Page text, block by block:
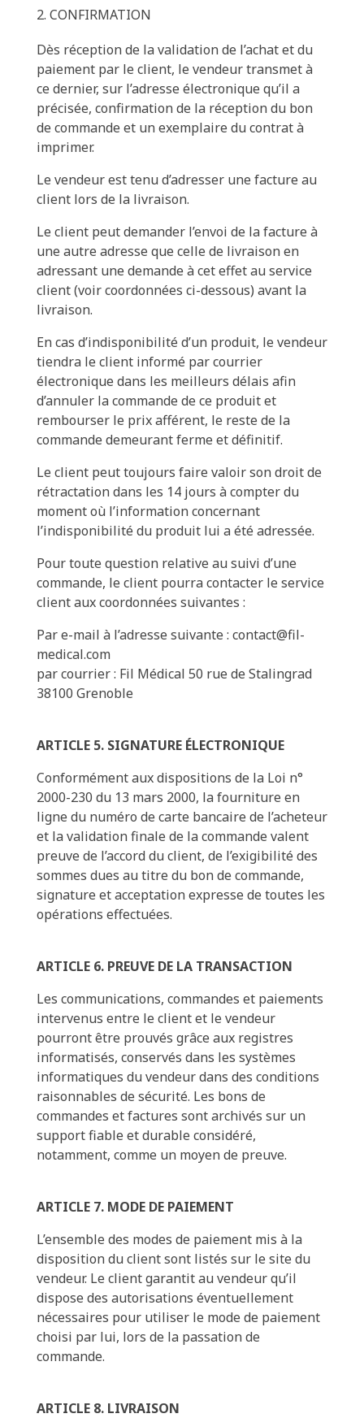
CONFIRMATION
Dès réception de la validation de l’achat et du
paiement par le client, le vendeur transmet à
ce dernier, sur l’adresse électronique qu’il a
précisée, confirmation de la réception du bon
de commande et un exemplaire du contrat à
imprimer.
Le vendeur est tenu d’adresser une facture au
client lors de la livraison.
Le client peut demander l’envoi de la facture à
une autre adresse que celle de livraison en
adressant une demande à cet effet au service
client (voir coordonnées ci-dessous) avant la
livraison.
En cas d’indisponibilité d’un produit, le vendeur
tiendra le client informé par courrier
électronique dans les meilleurs délais afin
d’annuler la commande de ce produit et
rembourser le prix afférent, le reste de la
commande demeurant ferme et définitif.
Le client peut toujours faire valoir son droit de
rétractation dans les 14 jours à compter du
moment où l’information concernant
l’indisponibilité du produit lui a été adressée.
Pour toute question relative au suivi d’une
commande, le client pourra contacter le service
client aux coordonnées suivantes :
Par e-mail à l’adresse suivante : contact@fil-
medical.com
par courrier : Fil Médical 50 rue de Stalingrad
38100 Grenoble
ARTICLE 5. SIGNATURE ÉLECTRONIQUE
Conformément aux dispositions de la Loi n°
2000-230 du 13 mars 2000, la fourniture en
ligne du numéro de carte bancaire de l’acheteur
et la validation finale de la commande valent
preuve de l’accord du client, de l’exigibilité des
sommes dues au titre du bon de commande,
signature et acceptation expresse de toutes les
opérations effectuées.
ARTICLE 6. PREUVE DE LA TRANSACTION
Les communications, commandes et paiements
intervenus entre le client et le vendeur
pourront être prouvés grâce aux registres
informatisés, conservés dans les systèmes
informatiques du vendeur dans des conditions
raisonnables de sécurité. Les bons de
commandes et factures sont archivés sur un
support fiable et durable considéré,
notamment, comme un moyen de preuve.
ARTICLE 7. MODE DE PAIEMENT
L’ensemble des modes de paiement mis à la
disposition du client sont listés sur le site du
vendeur. Le client garantit au vendeur qu’il
dispose des autorisations éventuellement
nécessaires pour utiliser le mode de paiement
choisi par lui, lors de la passation de
commande.
ARTICLE 8. LIVRAISON